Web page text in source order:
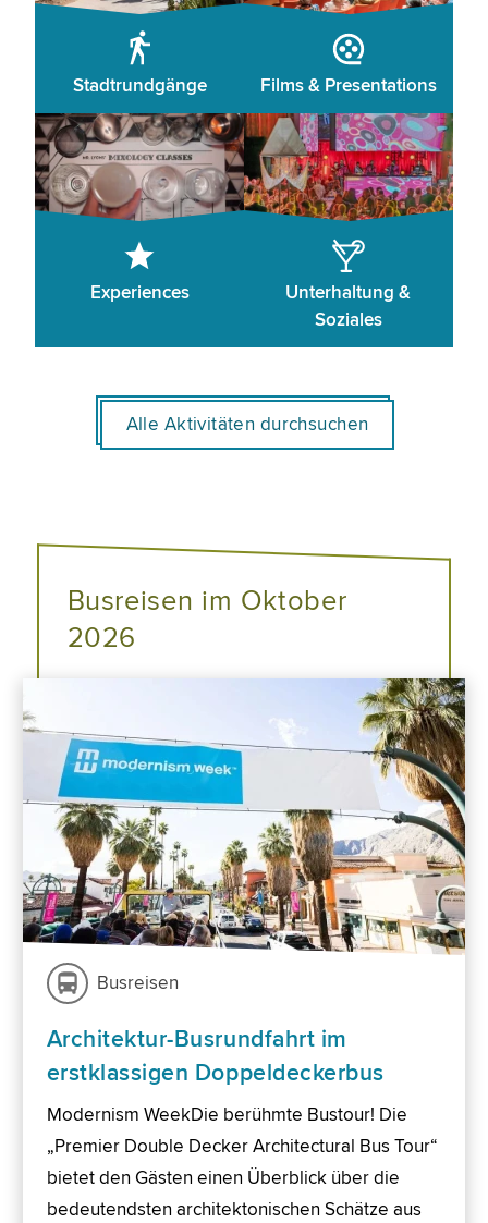
Stadtrundgänge Films & Presentations
Experiences
Unterhaltung &
Soziales
Alle Aktivitäten durchsuchen
Busreisen im Oktober
2026
Busreisen
Architektur-Busrundfahrt im
erstklassigen Doppeldeckerbus
Modernism WeekDie berühmte Bustour! Die
„Premier Double Decker Architectural Bus Tour“
bietet den Gästen einen Überblick über die
bedeutendsten architektonischen Schätze aus